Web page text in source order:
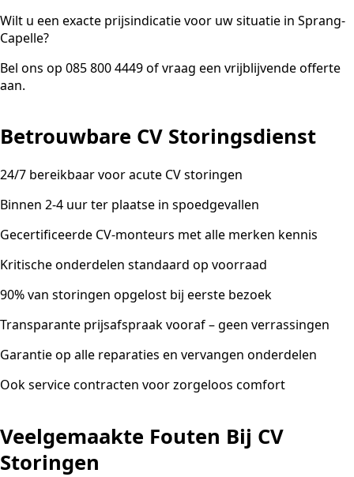
Wilt u een exacte prijsindicatie voor uw situatie in Sprang-
Capelle?
Bel ons op 085 800 4449 of vraag een vrijblijvende offerte
aan.
Betrouwbare CV Storingsdienst
24/7 bereikbaar voor acute CV storingen
Binnen 2-4 uur ter plaatse in spoedgevallen
Gecertificeerde CV-monteurs met alle merken kennis
Kritische onderdelen standaard op voorraad
90% van storingen opgelost bij eerste bezoek
Transparante prijsafspraak vooraf – geen verrassingen
Garantie op alle reparaties en vervangen onderdelen
Ook service contracten voor zorgeloos comfort
Veelgemaakte Fouten Bij CV
Storingen